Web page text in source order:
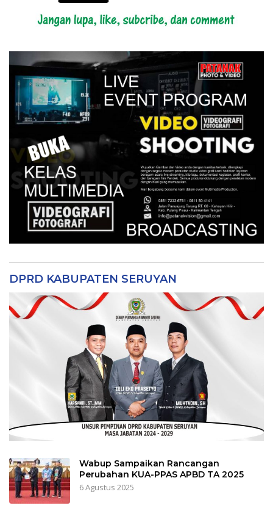
DPRD KABUPATEN SERUYAN
Wabup Sampaikan Rancangan
Perubahan KUA-PPAS APBD TA 2025
6 Agustus 2025